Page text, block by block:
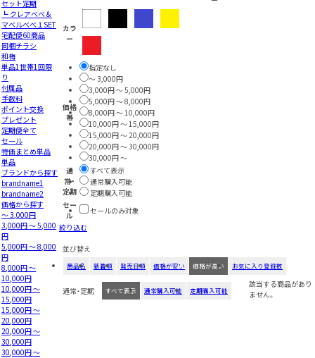
セット定期
┗ クレアべべ＆
マベルべべ１SET
宅配便60商品
同梱チラシ
和梅
単品1世帯1回限
り
付属品
手数料
ポイント交換
プレゼント
定期便全て
セール
特価まとめ単品
単品
ブランドから探す
brandname1
brandname2
価格から探す
～ 3,000円
3,000円 ～ 5,000
円
5,000円 ～ 8,000
円
8,000円 ～
10,000円
10,000円 ～
15,000円
15,000円 ～
20,000円
20,000円 ～
30,000円
30,000円 ～
カラ
ー
価格
帯
指定なし
～ 3,000円
3,000円 ～ 5,000円
5,000円 ～ 8,000円
8,000円 ～ 10,000円
10,000円 ～ 15,000円
15,000円 ～ 20,000円
20,000円 ～ 30,000円
30,000円 ～
通
常・
定期
すべて表示
通常購入可能
定期購入可能
セー
ル
セールのみ対象
絞り込む
並び替え
商品名 新着順 発売日順 価格が安い 価格が高い お気に入り登録数
通常・定期 すべて表示 通常購入可能 定期購入可能
該当する商品があり
ません。